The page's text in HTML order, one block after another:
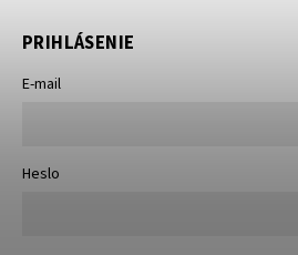
PRIHLÁSENIE
E-mail
Heslo